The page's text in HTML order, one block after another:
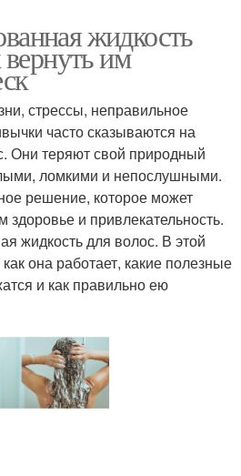
жидкость
им
стрессы, неправильное
часто сказываются на
Они теряют свой природный
ломкими и непослушными.
решение, которое может
и привлекательность.
жидкость для волос. В этой
она работает, какие полезные
и как правильно ею